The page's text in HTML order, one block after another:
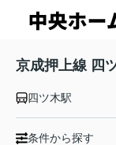
京成押上線 四
四ツ木駅
条件から探す